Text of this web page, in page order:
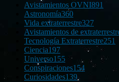
Avistamientos OVNI891
Astronomía360
Vida extraterrestre327
Avistamientos de
Tecnología Extraterrestre251
Ciencia197
Universo155
Conspiraciones154
Curiosidades139